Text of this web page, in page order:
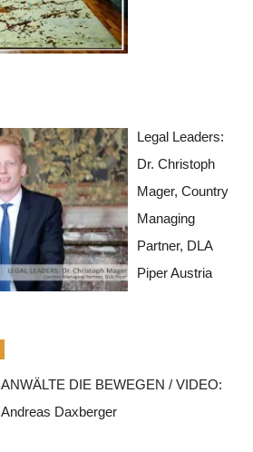
Legal Leaders:
Dr. Christoph
Mager, Country
Managing
Partner, DLA
Piper Austria
ANWÄLTE DIE BEWEGEN / VIDEO:
Andreas Daxberger